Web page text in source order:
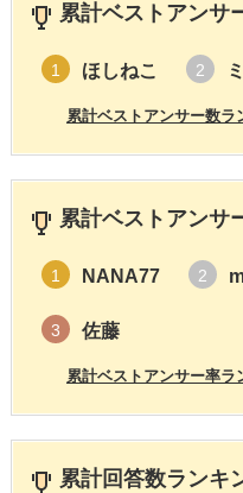
累計ベストアンサ
1 ほしねこ 2
累計ベストアンサー数ラ
累計ベストアンサ
1 NANA77 2
3 佐藤
累計ベストアンサー率ラ
累計回答数ランキ